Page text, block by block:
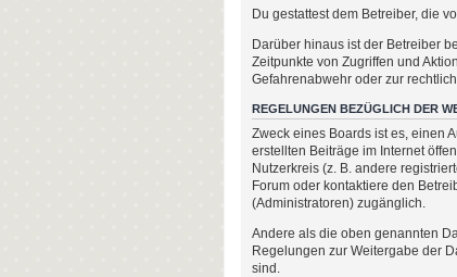
Du gestattest dem Betreiber, die
Darüber hinaus ist der Betreiber
Zeitpunkte von Zugriffen und
Gefahrenabwehr oder zur
REGELUNGEN BEZÜGLICH DER
Zweck eines Boards ist es, einen
erstellten Beiträge im Internet
Nutzerkreis (z. B. andere
Forum oder kontaktiere den
(Administratoren) zugänglich.
Andere als die oben genannten
Regelungen zur Weitergabe der
sind.